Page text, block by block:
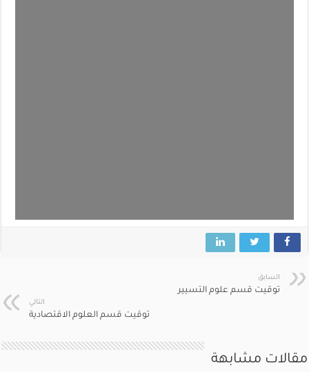
السابق
توقيت قسم علوم التسيير
التالي
توقيت قسم العلوم الاقتصادية
مقالات مشابهة